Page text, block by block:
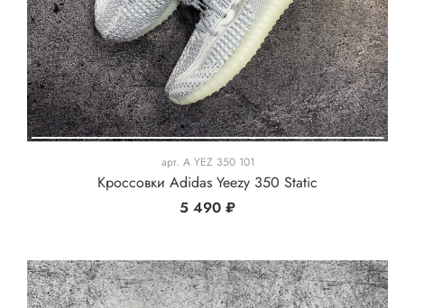
арт. A YEZ 350 101
Кроссовки Adidas Yeezy 350 Static
5 490 ₽